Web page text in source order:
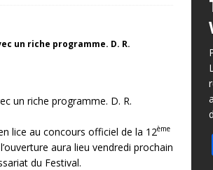
un riche programme. D. R.
un riche programme. D. R.
lice au concours officiel de la 12ème
aura lieu vendredi prochain
du Festival.